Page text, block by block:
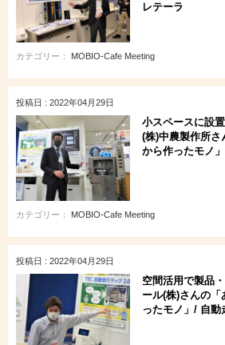
レテーラ
カテゴリー： MOBIO-Cafe Meeting
投稿日 : 2022年04月29日
小スペースに設
(株)中農製作所さ
から作ったモノ
カテゴリー： MOBIO-Cafe Meeting
投稿日 : 2022年04月29日
空間活用で製品
ール(株)さんの
ったモノ」/ 自動